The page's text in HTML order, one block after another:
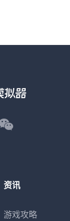
资讯
游戏攻略